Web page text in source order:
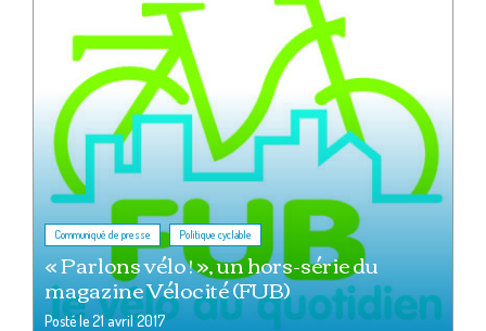
Communiqué de presse , Politique cyclable
« Parlons vélo ! », un hors-série du
magazine Vélocité (FUB)
Posté le21 avril 2017